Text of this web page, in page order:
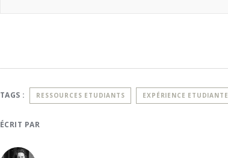
TAGS : RESSOURCES ETUDIANTS EXPÉRIENCE ETUDIANTE
ÉCRIT PAR